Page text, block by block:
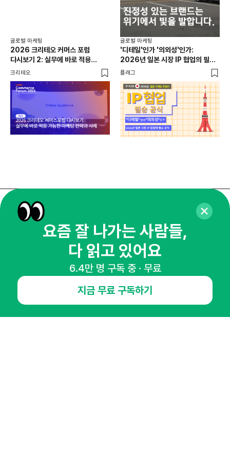
글로벌 마케팅
2026 크리테오 커머스 포럼
다시보기 2: 실무에 바로 적용
가능한 마케팅 전략과 사례
크리테오
글로벌 마케팅
'디테일'인가 '의외성'인가:
2026년 일본 시장 IP 협업의 필승
공식
플래그
매주 화요일 아침,
마케팅 감각을 깨워 드릴게요!
65,043명의 마케터를 성장시키는 뉴스레터
NHN AD
요즘 잘 나가는 사람들,
다 읽고 있어요
6.4만 명 구독 중 · 무료
지금 무료 구독하기